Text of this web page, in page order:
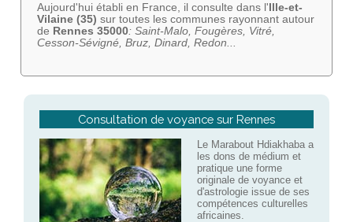
Aujourd'hui établi en France, il consulte dans l'Ille-et-
Vilaine (35) sur toutes les communes rayonnant autour
de Rennes 35000: Saint-Malo, Fougères, Vitré,
Cesson-Sévigné, Bruz, Dinard, Redon...
Consultation de voyance sur Rennes
Le Marabout Hdiakhaba a
les dons de médium et
pratique une forme
originale de voyance et
d'astrologie issue de ses
compétences culturelles
africaines.